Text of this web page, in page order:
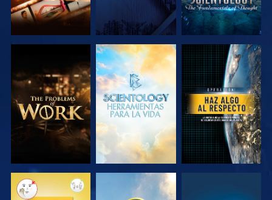
EXPLORA LAS
SERIES
EXPLORA LAS
SERIES
VE